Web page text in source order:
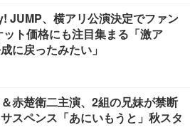
JUMP、横アリ公演決定でファン
ット価格にも注目集まる「激ア
に戻ったみたい」
赤楚衛二主演、2組の兄妹が禁断
スペンス「あにいもうと」秋スタ